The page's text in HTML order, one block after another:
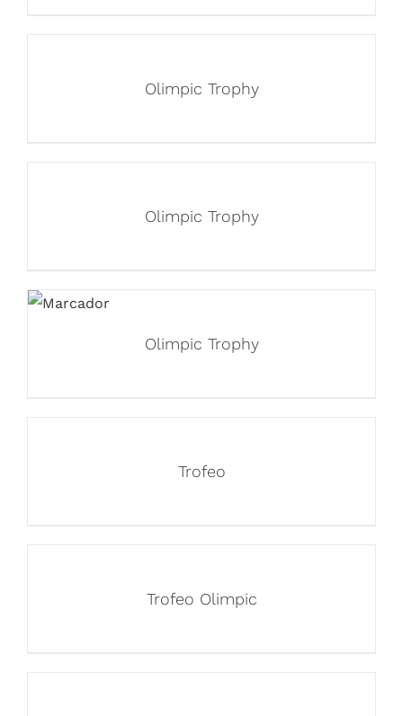
Olimpic Trophy
Olimpic Trophy
Olimpic Trophy
Trofeo
Trofeo Olimpic